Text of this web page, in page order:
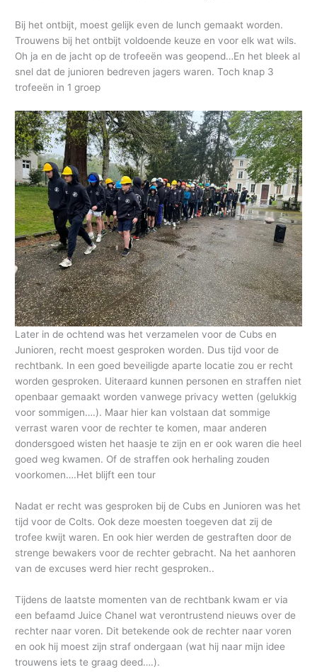
Bij het ontbijt, moest gelijk even de lunch gemaakt worden.
Trouwens bij het ontbijt voldoende keuze en voor elk wat wils.
Oh ja en de jacht op de trofeeën was geopend…En het bleek al
snel dat de junioren bedreven jagers waren. Toch knap 3
trofeeën in 1 groep
Later in de ochtend was het verzamelen voor de Cubs en
Junioren, recht moest gesproken worden. Dus tijd voor de
rechtbank. In een goed beveiligde aparte locatie zou er recht
worden gesproken. Uiteraard kunnen personen en straffen niet
openbaar gemaakt worden vanwege privacy wetten (gelukkig
voor sommigen….). Maar hier kan volstaan dat sommige
verrast waren voor de rechter te komen, maar anderen
dondersgoed wisten het haasje te zijn en er ook waren die heel
goed weg kwamen. Of de straffen ook herhaling zouden
voorkomen….Het blijft een tour
Nadat er recht was gesproken bij de Cubs en Junioren was het
tijd voor de Colts. Ook deze moesten toegeven dat zij de
trofee kwijt waren. En ook hier werden de gestraften door de
strenge bewakers voor de rechter gebracht. Na het aanhoren
van de excuses werd hier recht gesproken..
Tijdens de laatste momenten van de rechtbank kwam er via
een befaamd Juice Chanel wat verontrustend nieuws over de
rechter naar voren. Dit betekende ook de rechter naar voren
en ook hij moest zijn straf ondergaan (wat hij naar mijn idee
trouwens iets te graag deed….).